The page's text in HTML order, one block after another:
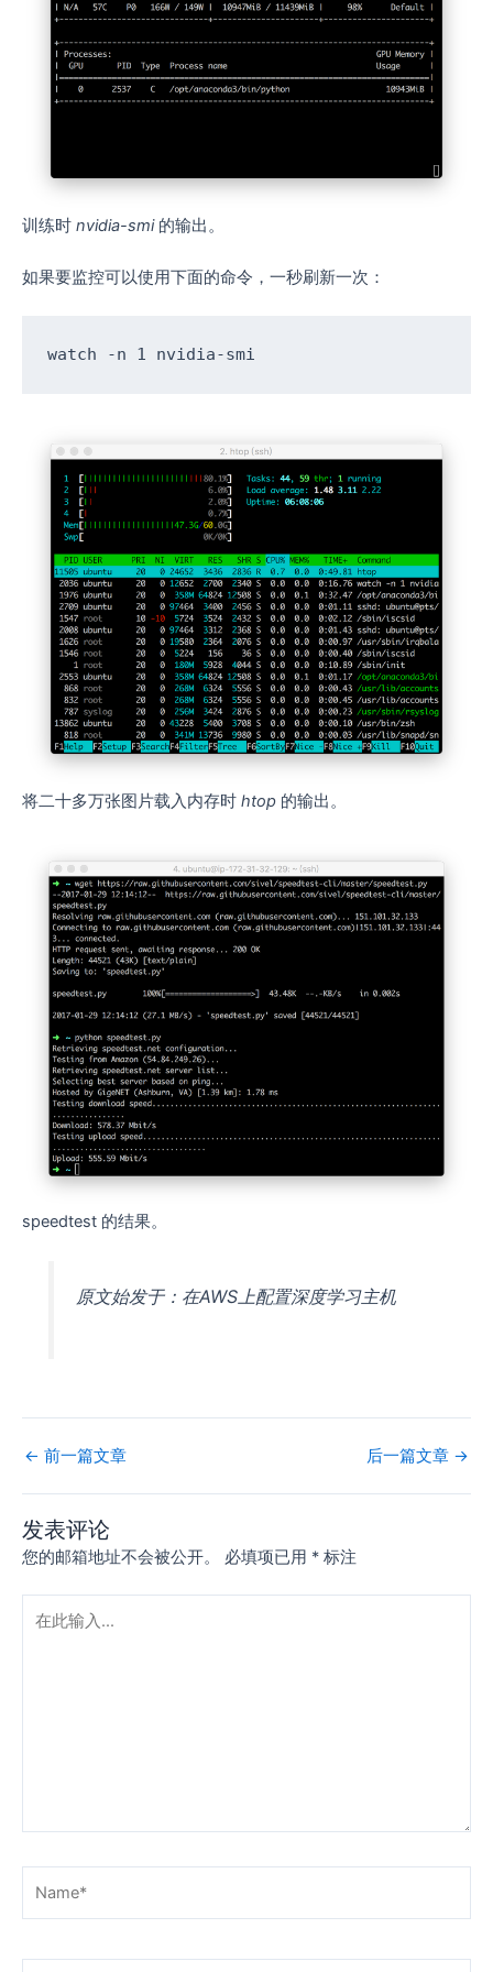
训练时 nvidia-smi 的输出。
如果要监控可以使用下面的命令，一秒刷新一次：
watch -n 1 nvidia-smi
将二十多万张图片载入内存时 htop 的输出。
speedtest 的结果。
原文始发于：在AWS上配置深度学习主机
← 前一篇文章 后一篇文章 →
发表评论
您的邮箱地址不会被公开。 必填项已用 * 标注